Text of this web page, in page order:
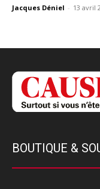
Jacques Déniel - 13 avril
BOUTIQUE &